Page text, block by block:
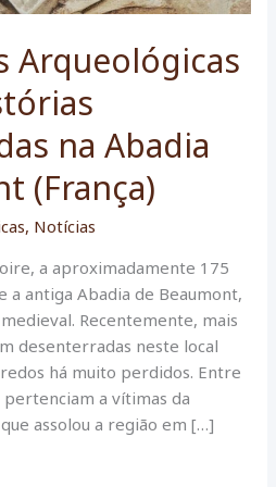
Arqueológicas
na Abadia
(França)
, Notícias
a aproximadamente 175
a antiga Abadia de Beaumont,
Recentemente, mais
desenterradas neste local
há muito perdidos. Entre
pertenciam a vítimas da
assolou a região em […]